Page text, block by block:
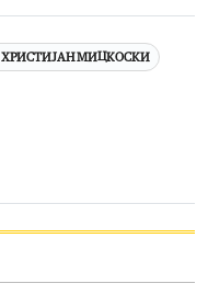
ХРИСТИЈАН МИЦКОСКИ